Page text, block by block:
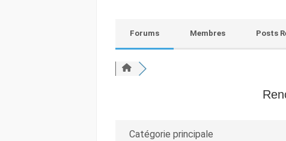
Forums Membres Posts
Catégorie principale